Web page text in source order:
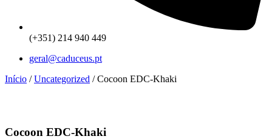
(+351) 214 940 449
geral@caduceus.pt
Início /Uncategorized / Cocoon EDC-Khaki
Cocoon EDC-Khaki